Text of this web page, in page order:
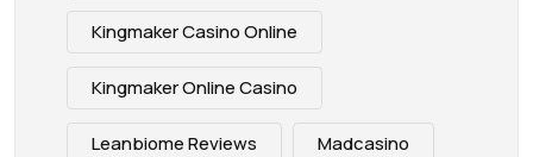
Kingmaker Casino Online
Kingmaker Online Casino
Leanbiome Reviews Madcasino